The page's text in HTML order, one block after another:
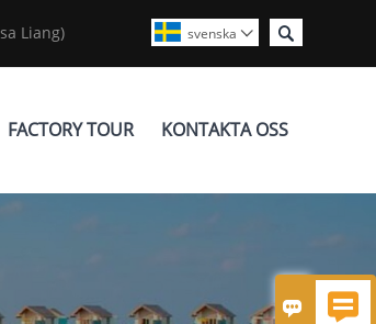
 
Liang) 
svenska 
FACTORY TOUR KONTAKTA OSS